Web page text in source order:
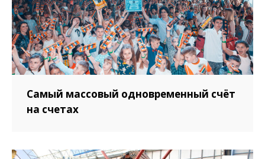
Самый массовый одновременный счёт
на счетах